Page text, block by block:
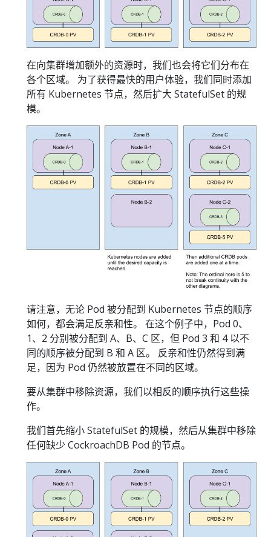
在向集群增加额外的资源时，我们也会将它们分布在
各个区域。 为了获得最快的用户体验，我们同时添加
所有 Kubernetes 节点，然后扩大 StatefulSet 的规
模。
请注意，无论 Pod 被分配到 Kubernetes 节点的顺序
如何，都会满足反亲和性。 在这个例子中，Pod 0、
1、2 分别被分配到 A、B、C 区，但 Pod 3 和 4 以不
同的顺序被分配到 B 和 A 区。 反亲和性仍然得到满
足，因为 Pod 仍然被放置在不同的区域。
要从集群中移除资源，我们以相反的顺序执行这些操
作。
我们首先缩小 StatefulSet 的规模，然后从集群中移除
任何缺少 CockroachDB Pod 的节点。